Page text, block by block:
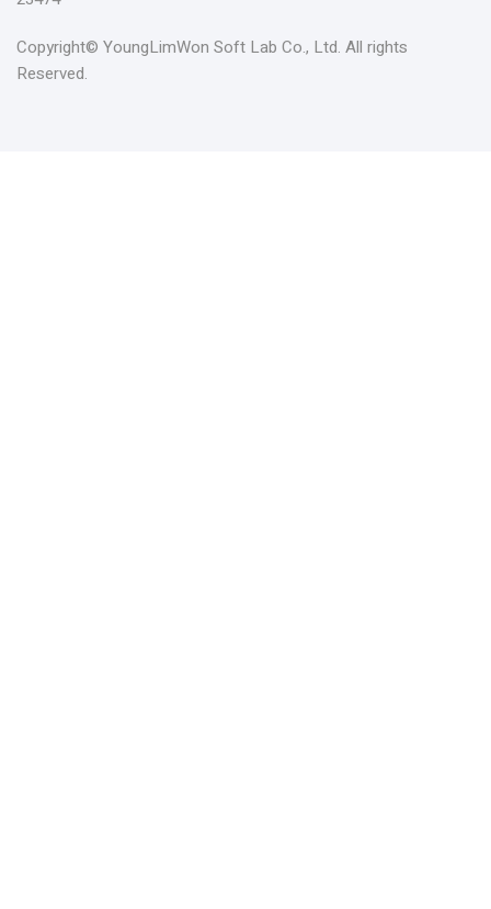
Copyright© YoungLimWon Soft Lab Co., Ltd. All rights
Reserved.